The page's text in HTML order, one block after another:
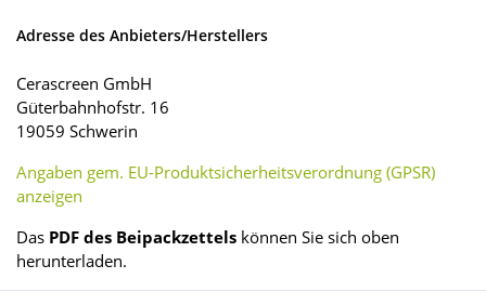
Adresse des Anbieters/Herstellers
Cerascreen GmbH
Güterbahnhofstr. 16
19059 Schwerin
Angaben gem. EU-Produktsicherheitsverordnung (GPSR)
anzeigen
Das PDF des Beipackzettels können Sie sich oben
herunterladen.